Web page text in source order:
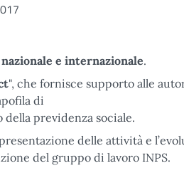
nazionale e internazionale.
", che fornisce supporto alle
di
previdenza sociale.
delle attività e
del gruppo di lavoro INPS.